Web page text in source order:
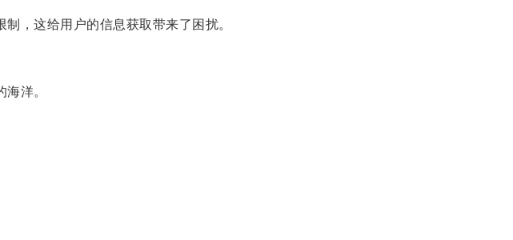
，这给用户的信息获取带来了困扰。
洋。